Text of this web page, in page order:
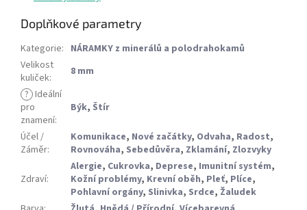
Doplňkové parametry
Kategorie: NÁRAMKY z minerálů a polodrahokamů
Velikost
kuliček:
8 mm
? Ideální
pro
znamení:
Býk, Štír
Účel /
Záměr:
Komunikace, Nové začátky, Odvaha, Radost,
Rovnováha, Sebedůvěra, Zklamání, Zlozvyky
Zdraví:
Alergie, Cukrovka, Deprese, Imunitní systém,
Kožní problémy, Krevní oběh, Pleť, Plíce,
Pohlavní orgány, Slinivka, Srdce, Žaludek